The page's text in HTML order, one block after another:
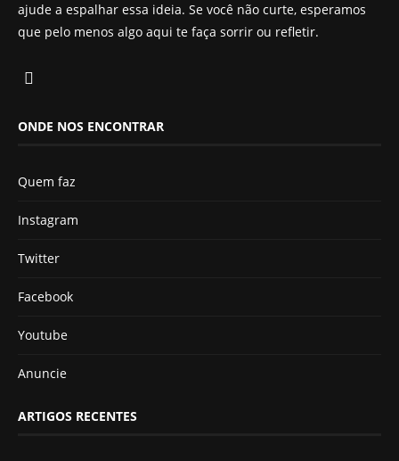
ajude a espalhar essa ideia. Se você não curte, esperamos
que pelo menos algo aqui te faça sorrir ou refletir.
ONDE NOS ENCONTRAR
Quem faz
Instagram
Twitter
Facebook
Youtube
Anuncie
ARTIGOS RECENTES